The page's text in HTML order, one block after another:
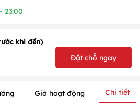
23:00
khi đến)
Đặt chỗ ngay
Giờ hoạt động Chi tiết